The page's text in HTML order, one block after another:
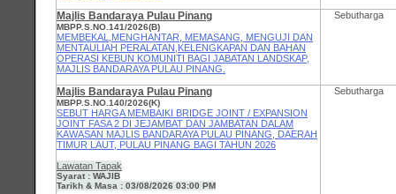
Majlis Bandaraya Pulau Pinang
MBPP.S.NO.141/2026(B)
MEMBEKAL,MENGHANTAR, MEMASANG, MENGUJI DAN
MENTAULIAH PERALATAN,KELENGKAPAN DAN BAHAN
OPERASI KEBUN KOMUNITI BAGI JABATAN LANDSKAP,
MAJLIS BANDARAYA PULAU PINANG.
Sebutharga
Majlis Bandaraya Pulau Pinang
MBPP.S.NO.140/2026(K)
SEBUT HARGA MEMBAIKI BRIDGE JOINT / EXPANSION
JOINT FASA 2 DI JEJAMBAT DAN JAMBATAN DALAM
KAWASAN MAJLIS BANDARAYA PULAU PINANG, DAERAH
TIMUR LAUT, PULAU PINANG BAGI TAHUN 2026
Lawatan Tapak
Syarat : WAJIB
Tarikh & Masa : 03/08/2026 03:00 PM
Sebutharga